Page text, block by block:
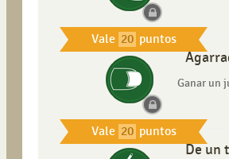
Vale 20 puntos
Vale 20 puntos
Ganar un
De un